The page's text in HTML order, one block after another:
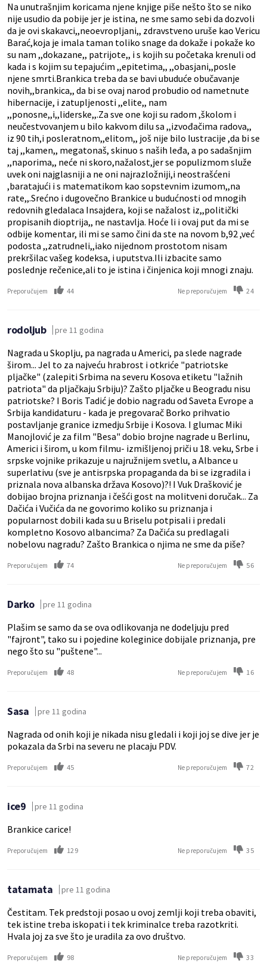
Na unutrašnjim koricama njene knjige piše nešto što se niko
nije usudio da pobije jer je istina, ne sme samo sebi da dozvoli
da je ovi skakavci,,neoevropljani,, zdravstveno uruše kao Vericu
Barać,koja je imala taman toliko snage da dokaže i pokaže ko
su nam ,,dokazane,, patrijote,, i s kojih su početaka krenuli od
kada i s kojim su tepajućim ,,epitetima,, ,,obasjani,,posle
njene smrti.Brankica treba da se bavi ubuduće obučavanje
novih,,brankica,, da bi se ovaj narod probudio od nametnute
hibernacije, i zatupljenosti ,,elite,, nam
,,ponosne,,i,,liderske,,.Za sve one koji su radom ,školom i
neučestvovanjem u bilo kakvom dilu sa ,,izvođačima radova,,
iz 90 tih,i posleratnom,,elitom,, još nije bilo lustracije ,da bi se
taj ,,kamen,, megatonaš, skinuo s naših leđa, a po sadašnjim
,,naporima,, neće ni skoro,nažalost,jer se populizmom služe
uvek oni najglasniji a ne oni najrazložniji,i neostrašćeni
,baratajući i s matematikom kao sopstevnim izumom,,na
rate,,.Srećno i dugovečno Brankice u budućnosti od mnogih
redovnih gledalaca Insajdera, koji se nažalost iz,,politički
propisanih dioptrija,, ne nastavlja. Hoće li i ovaj put da mi se
odbije komentar, ili mi se samo čini da ste na novom b,92 ,već
podosta ,,zatrudneli,,iako nijednom prostotom nisam
prekršilac vašeg kodeksa, i uputstva.Ili izbacite samo
poslednje rečenice,ali to je istina i činjenica koji mnogi znaju.
Preporučujem 44 Ne preporučujem 24
rodoljub pre 11 godina
Nagrada u Skoplju, pa nagrada u Americi, pa slede nagrade
širom... Jel to za najveću hrabrost i otkriće "patriotske
pljačke" (zalepiti Srbima na severu Kosova etiketu "lažnih
patriota" da pljačkaju Srbiju)? Zašto pljačke u Beogradu nisu
patriotske? I Boris Tadić je dobio nagradu od Saveta Evrope a
Srbija kandidaturu - kada je pregovarač Borko prihvatio
postavljanje granice izmedju Srbije i Kosova. I glumac Miki
Manojlović je za film "Besa" dobio brojne nagrade u Berlinu,
Americi i širom, u kom filmu- izmišljenoj priči u 18. veku, Srbe i
srpske vojnike prikazuje u najružnijem svetlu, a Albance u
superlativu (sve je antisrpska propaganda da bi se izgradila i
priznala nova albanska država Kosovo)?! I Vuk Drašković je
dobijao brojna priznanja i češći gost na molitveni doručak... Za
Dačića i Vučića da ne govorimo koliko su priznanja i
popularnost dobili kada su u Briselu potpisali i predali
kompletno Kosovo albancima? Za Dačića su predlagali
nobelovu nagradu? Zašto Brankica o njima ne sme da piše?
Preporučujem 74 Ne preporučujem 56
Darko pre 11 godina
Plašim se samo da se ova odlikovanja ne dodeljuju pred
"fajront", tako su i pojedine koleginice dobijale priznanja, pre
nego što su "puštene"...
Preporučujem 48 Ne preporučujem 16
Sasa pre 11 godina
Nagrada od onih koji je nikada nisu gledali i koji joj se dive jer je
pokazala da Srbi na severu ne placaju PDV.
Preporučujem 45 Ne preporučujem 72
ice9 pre 11 godina
Brankice carice!
Preporučujem 129 Ne preporučujem 35
tatamata pre 11 godina
Čestitam. Tek predstoji posao u ovoj zemlji koji treba obaviti,
tek istine treba iskopati i tek kriminalce treba razotkriti.
Hvala joj za sve što je uradila za ovo društvo.
Preporučujem 98 Ne preporučujem 33